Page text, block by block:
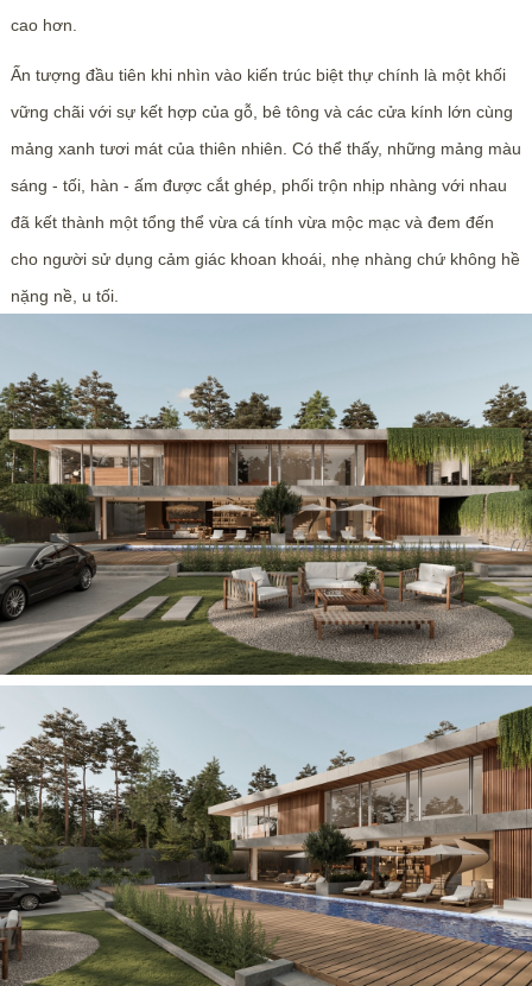
cao hơn.
Ấn tượng đầu tiên khi nhìn vào kiến trúc biệt thự chính là một khối
vững chãi với sự kết hợp của gỗ, bê tông và các cửa kính lớn cùng
mảng xanh tươi mát của thiên nhiên. Có thể thấy, những mảng màu
sáng - tối, hàn - ấm được cắt ghép, phối trộn nhịp nhàng với nhau
đã kết thành một tổng thể vừa cá tính vừa mộc mạc và đem đến
cho người sử dụng cảm giác khoan khoái, nhẹ nhàng chứ không hề
nặng nề, u tối.